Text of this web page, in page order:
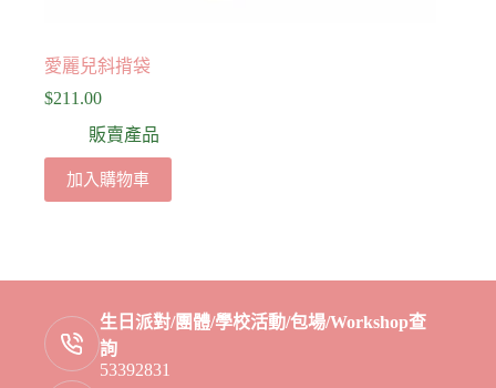
愛麗兒斜揹袋
$211.00
販賣產品
加入購物車
生日派對/團體/學校活動/包場/Workshop查
詢
53392831